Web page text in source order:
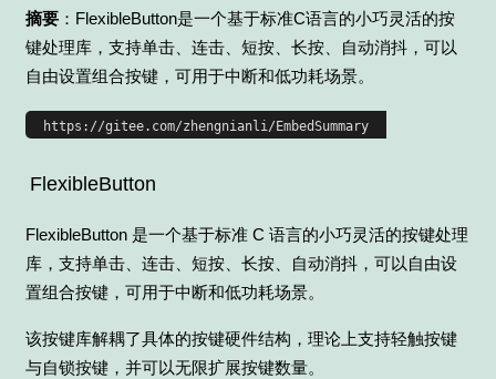
摘要 ：FlexibleButton是一个基于标准C语言的小巧灵活的按
键处理库，支持单击、连击、短按、长按、自动消抖，可以
自由设置组合按键，可用于中断和低功耗场景。
FlexibleButton
FlexibleButton 是一个基于标准 C 语言的小巧灵活的按键处理
库，支持单击、连击、短按、长按、自动消抖，可以自由设
置组合按键，可用于中断和低功耗场景。
该按键库解耦了具体的按键硬件结构，理论上支持轻触按键
与自锁按键，并可以无限扩展按键数量。